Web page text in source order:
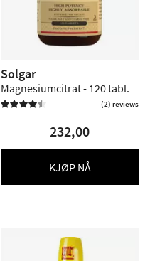
Solgar
Magnesiumcitrat - 120 tabl.
 (2) reviews
232,00
KJØP NÅ